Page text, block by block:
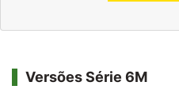
Versões Série 6M